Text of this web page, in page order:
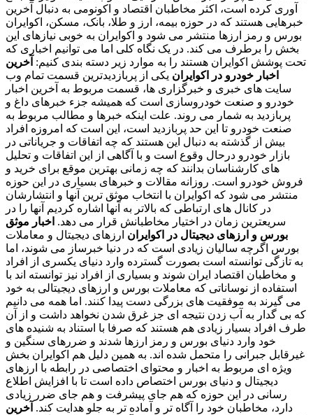
آوری کرده است، اکثر مخاطبان اقتصاد و اکونومی به دنبال آخرین
خبرهایی هستند که در حوزه بیمه، ارز و طلا، بانک، مسکن، اکوایران
بورس و رمز ارزها منتشر می شود و اکوایران به خوبی نیازهای این
بخش را برطرف می کند. در یک نگاه کلی اما می توانیم اخباری که
تحت پوشش اکوایران هستند را به موارد زیر دسته بندی کنیم: آخرین
اخبار خودرو در اکوایران یکی از پربازدیدترین قسمت تمام وب
سایت های خبری و خبرگزاری ها، قسمت مربوط به آخرین اخبار
خودرو و صنعت خودروسازی است که همیشه جزء خبرهای داغ و
پربازدید به شمار می روند. علت اینکه خبرها و مطالب مربوط به
صنعت خودرو تا این حد پربازدید است، این است که امروزه افراد
بیش از گذشته به دنبال این هستند که چه اتفاقات و جریاناتی در
بازار خودرو درحال وقوع است و با آگاهی از این اتفاقات و تحلیل
های کارشناسان بدانند که چه زمانی بهترین موقع برای خرید و
فروش خودرو است. روزانه مقالات و خبرهای بسیاری در این حوزه
منتشر می شود که اکوایران با انتخاب موثق ترین آنها و انتشارشان
در کانال های ارتباطی که بالاتر به آنها اشاره کردیم آنها را در
سریعترین زمان در اختیار مخاطبانش قرار می دهد. اخبار موثق
بورس و ارزهای دیجیتال در اکوایران ارزهای دیجیتال و معاملات
بورس اگرچه سالیان زیادی است که در دنیا خبرساز می شوند، اما
به تازگی توانسته است بصورت گسترده وارد دنیای یکسری از افراد
و مخاطبان اقتصاد ایران شوند و بسیاری از افراد نیز توانسته اند با
استفاده از نوساناتی که معاملات بورس و ارزهای دیجیتالی به خود
می گیرند به موفقیت های بزرگی دست پیدا کنند. اما همه می دانیم
که بی گدار به آب زدن نتیجه ای جز غرق شدن نخواهد داشت و از آن
طرف افراد بسیار زیادی هم هستند که صرفا با استناد به شنیده های
خود وارد دنیای بورس و رمز ارزها شدند و ضررهای سنگین و
غیرقابل جبرانی را متحمل شده اند. به همین دلیل هم اکوایران بخش
ویژه ای مربوط به اخبار و محتوای اختصاصی در رابطه با ارزهای
دیجیتال و دنیای بورس اختصاص داده است تا با افزایش اطلاع
رسانی در این حوزه که هم جای پیشرفت و هم جای ضرر زیادی
دارد، مخاطبان خود را آگاه تر و آماده تر به جلو هدایت کند. آخرین